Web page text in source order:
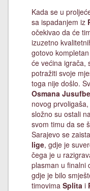
Kada se u
sa ispadanjem iz
očekivao da će
izuzetno
gotovo
će većina igrača,
potražiti svoje
toga nije došlo.
Osmana
novog
složno su ostali
svom timu da se
Sarajevo se
lige, gdje je
čega je u
plasman u finalni
gdje je bilo
timovima Splita i